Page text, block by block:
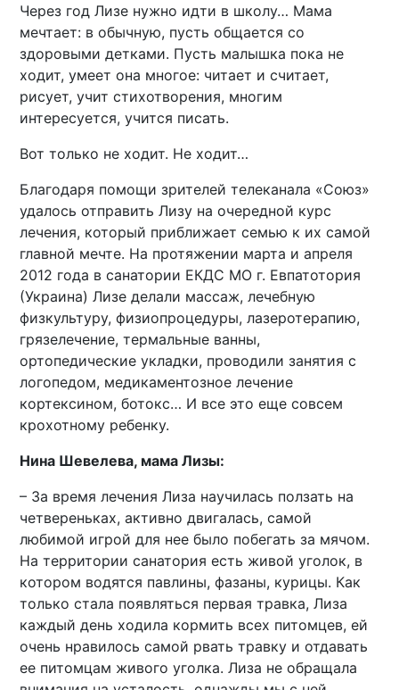
Через год Лизе нужно идти в школу… Мама
мечтает: в обычную, пусть общается со
здоровыми детками. Пусть малышка пока не
ходит, умеет она многое: читает и считает,
рисует, учит стихотворения, многим
интересуется, учится писать.
Вот только не ходит. Не ходит…
Благодаря помощи зрителей телеканала «Союз»
удалось отправить Лизу на очередной курс
лечения, который приближает семью к их самой
главной мечте. На протяжении марта и апреля
2012 года в санатории ЕКДС МО г. Евпатотория
(Украина) Лизе делали массаж, лечебную
физкультуру, физиопроцедуры, лазеротерапию,
грязелечение, термальные ванны,
ортопедические укладки, проводили занятия с
логопедом, медикаментозное лечение
кортексином, ботокс… И все это еще совсем
крохотному ребенку.
Нина Шевелева, мама Лизы:
– За время лечения Лиза научилась ползать на
четвереньках, активно двигалась, самой
любимой игрой для нее было побегать за мячом.
На территории санатория есть живой уголок, в
котором водятся павлины, фазаны, курицы. Как
только стала появляться первая травка, Лиза
каждый день ходила кормить всех питомцев, ей
очень нравилось самой рвать травку и отдавать
ее питомцам живого уголка. Лиза не обращала